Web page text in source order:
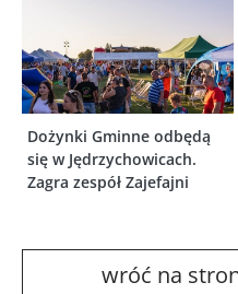
Dożynki Gminne odbędą
się w Jędrzychowicach.
Zagra zespół Zajefajni
wróć na